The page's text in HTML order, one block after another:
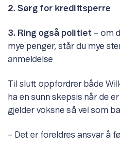
2. Sørg for kredittsperre
3. Ring også politiet – om
mye penger, står du mye
anmeldelse
Til slutt oppfordrer både
ha en sunn skepsis når de
gjelder voksne så vel som
– Det er foreldres ansvar å